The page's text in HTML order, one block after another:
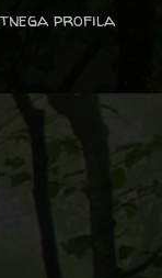
profila